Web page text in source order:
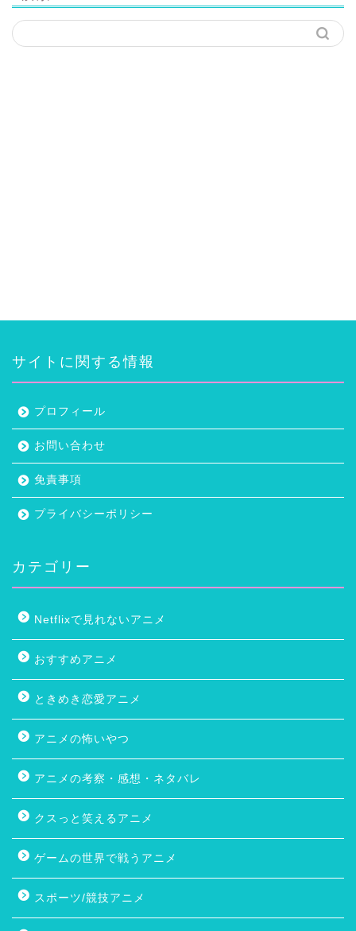
サイトに関する情報
プロフィール
お問い合わせ
免責事項
プライバシーポリシー
カテゴリー
Netflixで見れないアニメ
おすすめアニメ
ときめき恋愛アニメ
アニメの怖いやつ
アニメの考察・感想・ネタバレ
クスっと笑えるアニメ
ゲームの世界で戦うアニメ
スポーツ/競技アニメ